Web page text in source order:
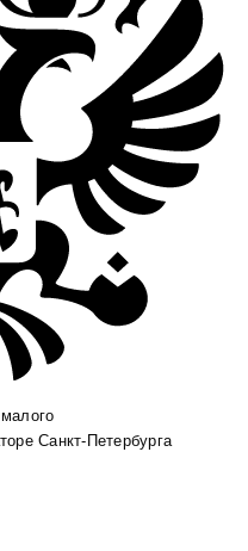
Санкт-Петербурга